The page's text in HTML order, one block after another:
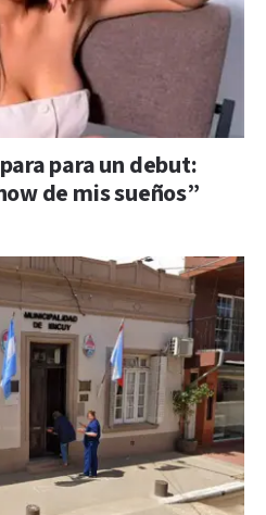
para un debut:
de mis sueños”